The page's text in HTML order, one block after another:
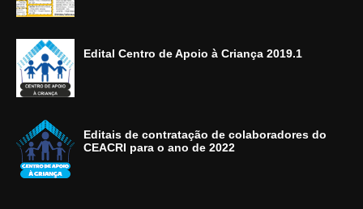
Edital Centro de Apoio à Criança 2019.1
Editais de contratação de colaboradores do
CEACRI para o ano de 2022